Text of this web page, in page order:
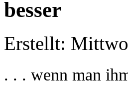
besser
Erstellt:
. . . wenn man